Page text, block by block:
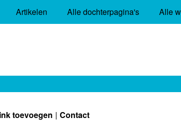
Artikelen Alle dochterpagina's Alle
toevoegen Contact